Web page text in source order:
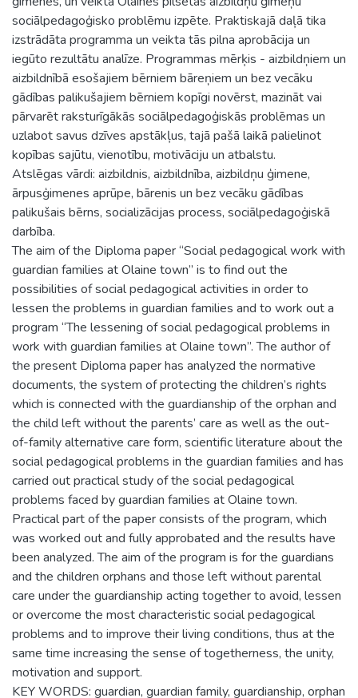
sociālpedagoģisko problēmu izpēte. Praktiskajā daļā tika
izstrādāta programma un veikta tās pilna aprobācija un
iegūto rezultātu analīze. Programmas mērķis - aizbildņiem un
aizbildnībā esošajiem bērniem bāreņiem un bez vecāku
gādības palikušajiem bērniem kopīgi novērst, mazināt vai
pārvarēt raksturīgākās sociālpedagoģiskās problēmas un
uzlabot savus dzīves apstākļus, tajā pašā laikā palielinot
kopības sajūtu, vienotību, motivāciju un atbalstu.
Atslēgas vārdi: aizbildnis, aizbildnība, aizbildņu ģimene,
ārpusģimenes aprūpe, bārenis un bez vecāku gādības
palikušais bērns, socializācijas process, sociālpedagoģiskā
darbība.
The aim of the Diploma paper “Social pedagogical work with
guardian families at Olaine town” is to find out the
possibilities of social pedagogical activities in order to
lessen the problems in guardian families and to work out a
program “The lessening of social pedagogical problems in
work with guardian families at Olaine town”. The author of
the present Diploma paper has analyzed the normative
documents, the system of protecting the children’s rights
which is connected with the guardianship of the orphan and
the child left without the parents’ care as well as the out-
of-family alternative care form, scientific literature about the
social pedagogical problems in the guardian families and has
carried out practical study of the social pedagogical
problems faced by guardian families at Olaine town.
Practical part of the paper consists of the program, which
was worked out and fully approbated and the results have
been analyzed. The aim of the program is for the guardians
and the children orphans and those left without parental
care under the guardianship acting together to avoid, lessen
or overcome the most characteristic social pedagogical
problems and to improve their living conditions, thus at the
same time increasing the sense of togetherness, the unity,
motivation and support.
KEY WORDS: guardian, guardian family, guardianship, orphan